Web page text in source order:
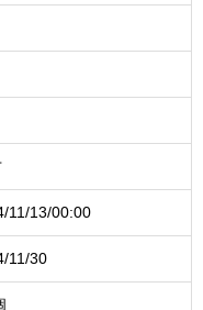
11/13/00:00
11/30